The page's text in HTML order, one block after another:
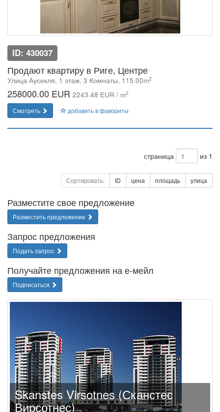
ID: 430037
Продают квартиру в Риге, Центре
Улица Аусекля, 1 этаж, 3 Комнаты, 115.00m2
258000.00 EUR 2243.48 EUR / m2
Смотреть добавить в фавориты
страница из 1
Сортировать: ID цена площадь улица
Разместите свое предложение
Разместить предложение
Запрос предложения
Подать запрос
Получайте предложения на е-мейл
Подписаться
Skanstes Virsotnes (Сканстес
Вирсотнес)